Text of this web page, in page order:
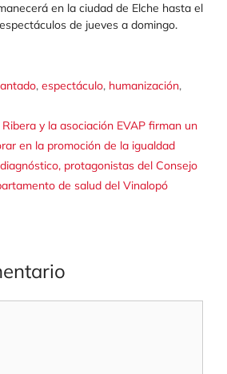
en la ciudad de Elche hasta el
de jueves a domingo.
,espectáculo, humanización,
y la asociación EVAP firman un
en la promoción de la igualdad
protagonistas del Consejo
de salud del Vinalopó